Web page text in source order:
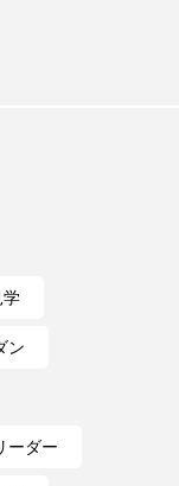
学
ン
ーダー